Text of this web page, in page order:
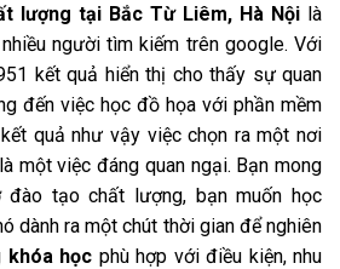
lượng tại Bắc Từ Liêm, Hà Nội là
người tìm kiếm trên google. Với
kết quả hiển thị cho thấy sự quan
đến việc học đồ họa với phần mềm
quả như vậy việc chọn ra một nơi
một việc đáng quan ngại. Bạn mong
tạo chất lượng, bạn muốn học
dành ra một chút thời gian để nghiên
khóa học phù hợp với điều kiện, nhu